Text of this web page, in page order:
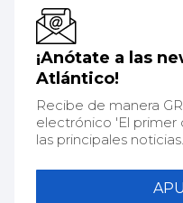
¡Anótate a las
Atlántico!
Recibe de manera
electrónico 'El primer
las principales noticias.